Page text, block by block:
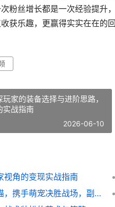
粉丝增长都是一次经验提升
获乐趣，更赢得实实在在的回
家的装备选择与进阶思路，
实战指南
2026-06-10
视角的变现实战指南
和平精英怎么升级养猫，携手萌宠决胜战场，副标题，从新手到高手，萌猫伴你和平之旅